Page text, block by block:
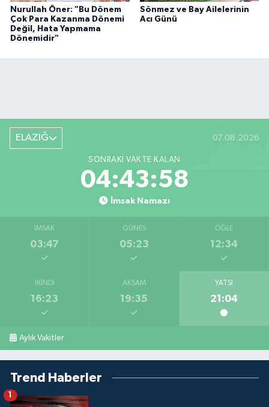
Nurullah Öner: "Bu Dönem
Çok Para Kazanma Dönemi
Değil, Hata Yapmama
Dönemidir"
Sönmez ve Bay Ailelerinin
Acı Günü
ELAZIĞ 07.08.2026
SONRAKI VAKTE KALAN
04:43:57
İmsak Namazı
İMSAK
03:47
GÜNEŞ
05:23
ÖĞLE
12:34
İKINDI
16:23
AKŞAM
19:35
YATSI
21:04
Aylık Vakitler
Trend Haberler
1